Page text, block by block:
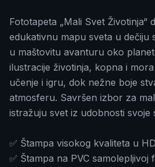
Fototapeta „Mali Svet Životinja“
edukativnu mapu sveta u dečiju
u maštovitu avanturu oko
ilustracije životinja, kopna i
učenje i igru, dok nežne boje
atmosferu. Savršen izbor za
istražuju svet iz udobnosti svoje
✅ Štampa visokog kvaliteta u
✅ Štampa na PVC samolepljivoj